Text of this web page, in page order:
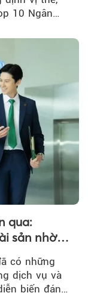
10 Ngân
qua:
sản nhờ
có những
dịch vụ và
biến đáng